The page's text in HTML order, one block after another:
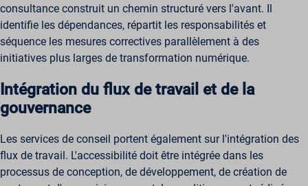
consultance construit un chemin structuré vers l'avant. Il
identifie les dépendances, répartit les responsabilités et
séquence les mesures correctives parallèlement à des
initiatives plus larges de transformation numérique.
Intégration du flux de travail et de la
gouvernance
Les services de conseil portent également sur l'intégration des
flux de travail. L'accessibilité doit être intégrée dans les
processus de conception, de développement, de création de